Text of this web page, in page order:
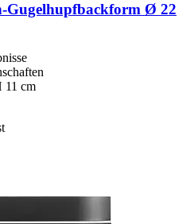
​Gugelhupfbackform Ø 22
11 cm